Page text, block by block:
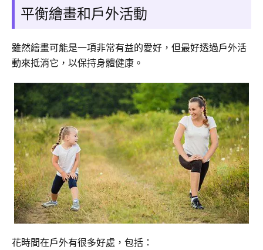
平衡繪畫和戶外活動
雖然繪畫可能是一項非常有益的愛好，但最好透過戶外活
動來抵消它，以保持身體健康。
花時間在戶外有很多好處，包括：